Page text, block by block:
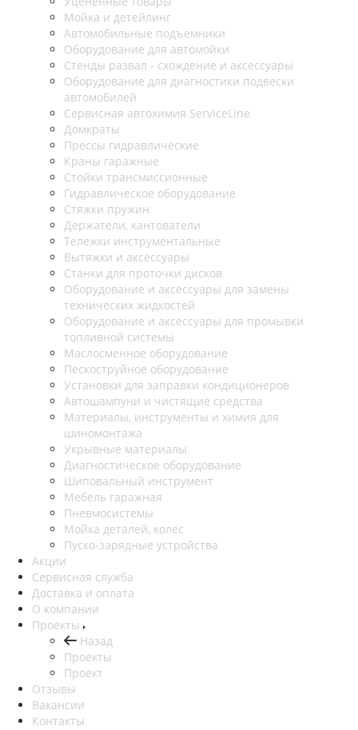
Мойка и детейлинг
Автомобильные подъемники
Оборудование для автомойки
Стенды развал - схождение и аксессуары
Оборудование для диагностики подвески
автомобилей
Сервисная автохимия ServiceLine
Домкраты
Прессы гидравлические
Краны гаражные
Стойки трансмиссионные
Гидравлическое оборудование
Стяжки пружин
Держатели, кантователи
Тележки инструментальные
Вытяжки и аксессуары
Станки для проточки дисков
Оборудование и аксессуары для замены
технических жидкостей
Оборудование и аксессуары для промывки
топливной системы
Маслосменное оборудование
Пескоструйное оборудование
Установки для заправки кондиционеров
Автошампуни и чистящие средства
Материалы, инструменты и химия для
шиномонтажа
Укрывные материалы
Диагностическое оборудование
Шиповальный инструмент
Мебель гаражная
Пневмосистемы
Мойка деталей, колёс
Пуско-зарядные устройства
Акции
Сервисная служба
Доставка и оплата
О компании
Проекты
Назад
Проекты
Проект
Отзывы
Вакансии
Контакты